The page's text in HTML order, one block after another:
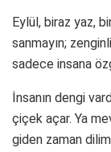
Eylül, biraz yaz,
sanmayın;
sadece insana
İnsanın dengi
çiçek açar. Ya
giden zaman